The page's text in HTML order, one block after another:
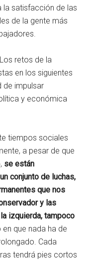
la satisfacción de las
de la gente más
retos de la
en los siguientes
de impulsar
y económica
tiempos sociales
a pesar de que
se están
conjunto de luchas,
que nos
y las
izquierda, tampoco
en que nada ha de
Cada
tendrá pies cortos